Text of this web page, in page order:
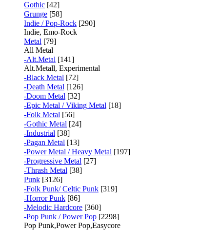
Gothic [42]
Grunge [58]
Indie / Pop-Rock [290]
Indie, Emo-Rock
Metal [79]
All Metal
-Alt.Metal [141]
Alt.Metall, Experimental
-Black Metal [72]
-Death Metal [126]
-Doom Metal [32]
-Epic Metal / Viking Metal [18]
-Folk Metal [56]
-Gothic Metal [24]
-Industrial [38]
-Pagan Metal [13]
-Power Metal / Heavy Metal [197]
-Progressive Metal [27]
-Thrash Metal [38]
Punk [3126]
-Folk Punk/ Celtic Punk [319]
-Horror Punk [86]
-Melodic Hardcore [360]
-Pop Punk / Power Pop [2298]
Pop Punk,Power Pop,Easycore